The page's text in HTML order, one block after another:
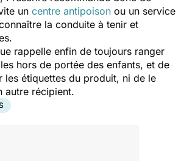
un centre antipoison ou un service
la conduite à tenir et
rappelle enfin de toujours ranger
hors de portée des enfants, et de
les étiquettes du produit, ni de le
autre récipient.